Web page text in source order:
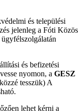
és települési
jelenleg a Fóti Közös
és befizetési
nyomon, a GESZ
tesszük) A
lehet kérni a